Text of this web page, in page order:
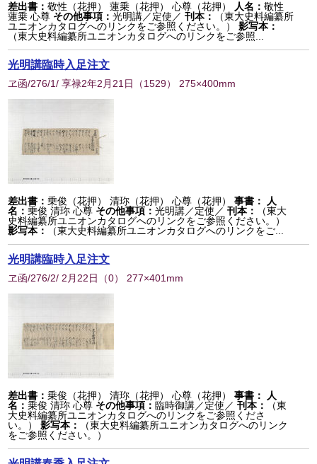
差出書：敬性（花押） 蓮乗（花押） 心尊（花押） 人名：敬性
蓮乗 心尊 その他事項：光明講／定使／刊本：
（東大史料編纂所
ユニオンカタログへのリンクをご参照ください。）
影写本：
（東大史料編纂所ユニオンカタログへのリンクをご参照...
光明講臨時入足注文
ヱ函/276/1/ 享禄2年2月21日 （1529） 275×400mm
差出書：乗俊（花押） 清珎（花押） 心尊（花押） 事書：
人
名：乗俊 清珎 心尊 その他事項：光明講／定使／刊本：
（東大
史料編纂所ユニオンカタログへのリンクをご参照ください。）
影写本：
（東大史料編纂所ユニオンカタログへのリンクをご...
光明講臨時入足注文
ヱ函/276/2/ 2月22日 （0） 277×401mm
差出書：乗俊（花押） 清珎（花押） 心尊（花押） 事書：
人
名：乗俊 清珎 心尊 その他事項：臨時御講／定使／刊本：
（東
大史料編纂所ユニオンカタログへのリンクをご参照くださ
い。）
影写本：
（東大史料編纂所ユニオンカタログへのリンク
をご参照ください。）